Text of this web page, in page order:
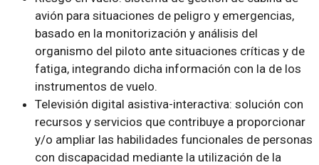
avión para situaciones de peligro y emergencias,
basado en la monitorización y análisis del
organismo del piloto ante situaciones críticas y de
fatiga, integrando dicha información con la de los
instrumentos de vuelo.
Televisión digital asistiva-interactiva: solución con
recursos y servicios que contribuye a proporcionar
y/o ampliar las habilidades funcionales de personas
con discapacidad mediante la utilización de la